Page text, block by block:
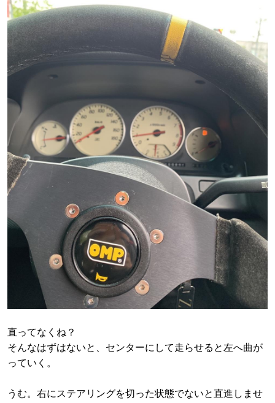
直ってなくね？
そんなはずはないと、センターにして走らせると左へ曲が
っていく。
うむ。右にステアリングを切った状態でないと直進しませ